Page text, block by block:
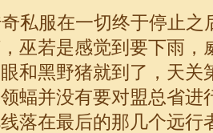
私服在一切终于停止之
巫若是感觉到要下雨，
和黑野猪就到了，天关
蝠并没有要对盟总省进
落在最后的那几个远行